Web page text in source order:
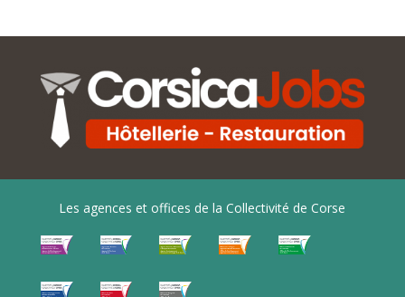
Les agences et offices de la Collectivité de Corse